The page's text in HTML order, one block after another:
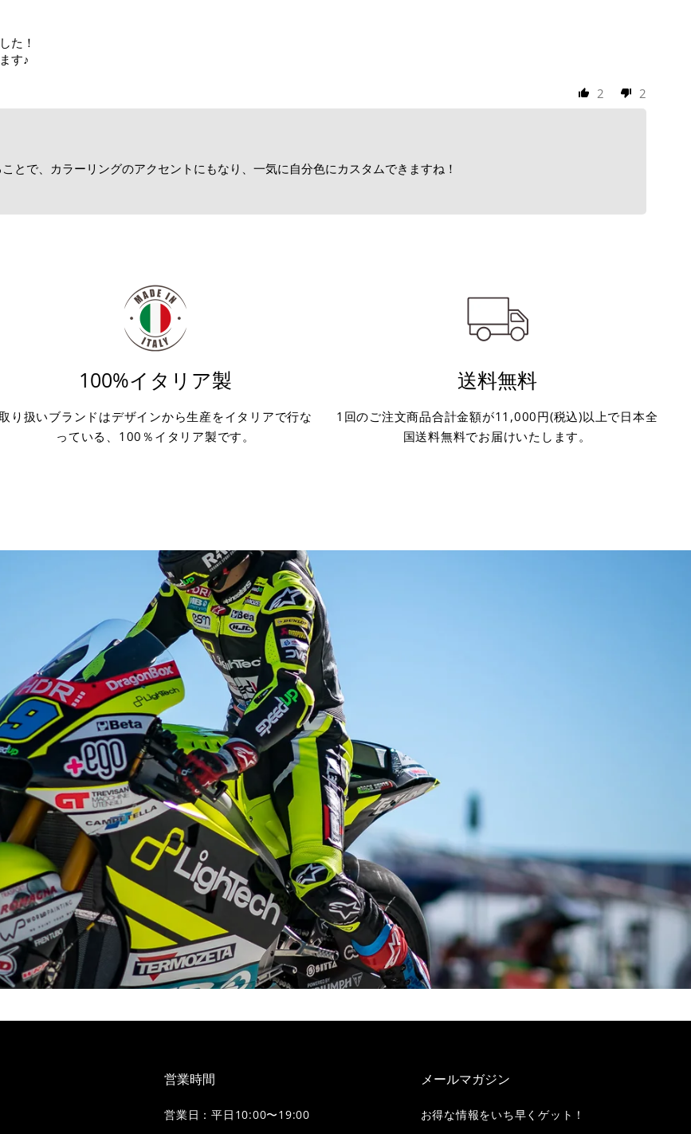
た！
す♪
2 2
とで、カラーリングのアクセントにもなり、一気に自分色にカスタムできますね！
100%イタリア製
り扱いブランドはデザインから生産をイタリアで行な
っている、100％イタリア製です。
送料無料
1回のご注文商品合計金額が11,000円(税込)以上で日本全
国送料無料でお届けいたします。
営業時間
営業日：平日10:00〜19:00
メールマガジン
お得な情報をいち早くゲット！